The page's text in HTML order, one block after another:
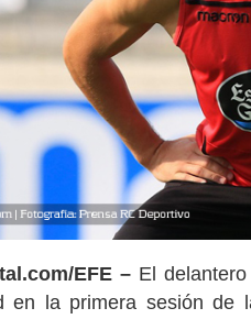
EFE –El delantero
en la primera sesión de